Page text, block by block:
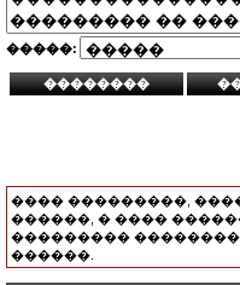
�����:
���� ���������,
������, � ����
���������
������.